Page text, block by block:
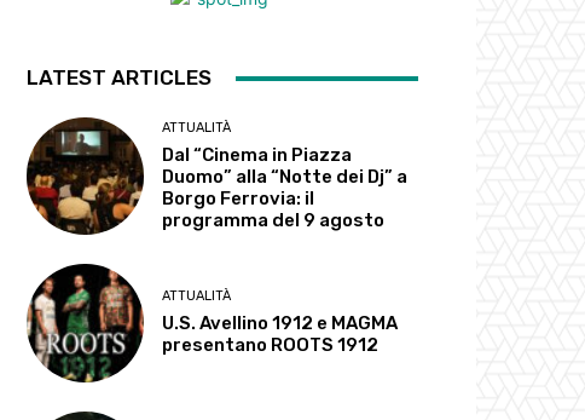
LATEST ARTICLES
ATTUALITÀ
Dal “Cinema in Piazza
Duomo” alla “Notte dei Dj” a
Borgo Ferrovia: il
programma del 9 agosto
ATTUALITÀ
U.S. Avellino 1912 e MAGMA
presentano ROOTS 1912